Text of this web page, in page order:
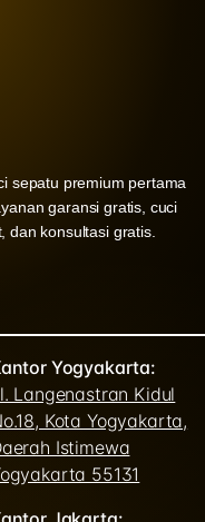
sepatu premium pertama
garansi gratis, cuci
dan konsultasi gratis.
Yogyakarta:
Langenastran Kidul
Kota Yogyakarta,
Istimewa
55131